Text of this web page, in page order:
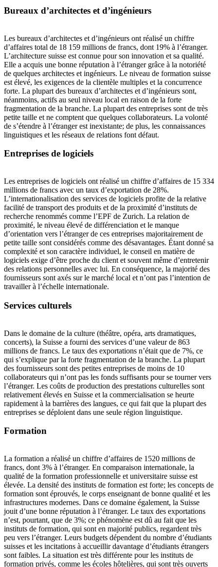
Bureaux d’architectes et d’ingénieurs
Les bureaux d’architectes et d’ingénieurs ont réalisé un chiffre
d’affaires total de 18 159 millions de francs, dont 19% à l’étranger.
L’architecture suisse est connue pour son innovation et sa qualité.
Elle a acquis une bonne réputation à l’étranger grâce à la notoriété
de quelques architectes et ingénieurs. Le niveau de formation suisse
est élevé, les exigences de la clientèle multiples et la concurrence
forte. La plupart des bureaux d’architectes et d’ingénieurs sont,
néanmoins, actifs au seul niveau local en raison de la forte
fragmentation de la branche. La plupart des entreprises sont de très
petite taille et ne comptent que quelques collaborateurs. La volonté
de s’étendre à l’étranger est inexistante; de plus, les connaissances
linguistiques et les réseaux de relations font défaut.
Entreprises de logiciels
Les entreprises de logiciels ont réalisé un chiffre d’affaires de 15 334
millions de francs avec un taux d’exportation de 28%.
L’internationalisation des services de logiciels profite de la relative
facilité de transport des produits et de la proximité d’instituts de
recherche renommés comme l’EPF de Zurich. La relation de
proximité, le niveau élevé de différenciation et le manque
d’orientation vers l’étranger de ces entreprises majoritairement de
petite taille sont considérés comme des désavantages. Étant donné sa
complexité et son caractère individuel, le conseil en matière de
logiciels exige d’être proche du client et souvent même d’entretenir
des relations personnelles avec lui. En conséquence, la majorité des
fournisseurs sont axés sur le marché local et n’ont pas l’intention de
travailler à l’échelle internationale.
Services culturels
Dans le domaine de la culture (théâtre, opéra, arts dramatiques,
concerts), la Suisse a fourni des services d’une valeur de 863
millions de francs. Le taux des exportations n’était que de 7%, ce
qui s’explique par la forte fragmentation de la branche. La plupart
des fournisseurs sont des petites entreprises de moins de 10
collaborateurs qui n’ont pas les fonds suffisants pour se tourner vers
l’étranger. Les coûts de production des prestations culturelles sont
relativement élevés en Suisse et la commercialisation se heurte
rapidement à la barrières des langues, ce qui fait que la plupart des
entreprises se déploient dans une seule région linguistique.
Formation
La formation a réalisé un chiffre d’affaires de 1520 millions de
francs, dont 3% à l’étranger. En comparaison internationale, la
qualité de la formation professionnelle et universitaire suisse est
élevée. La densité des instituts de formation est forte; les concepts de
formation sont éprouvés, le corps enseignant de bonne qualité et les
infrastructures modernes. Dans ce domaine également, la Suisse
jouit d’une bonne réputation à l’étranger. Le taux des exportations
n’est, pourtant, que de 3%; ce phénomène est dû au fait que les
instituts de formation, qui sont en majorité publics, regardent très
peu vers l’étranger. Leurs budgets dépendent du nombre d’étudiants
suisses et les incitations à accueillir davantage d’étudiants étrangers
sont faibles. La situation est très différente pour les instituts de
formation privés, comme les écoles hôtelières, qui sont très ouverts